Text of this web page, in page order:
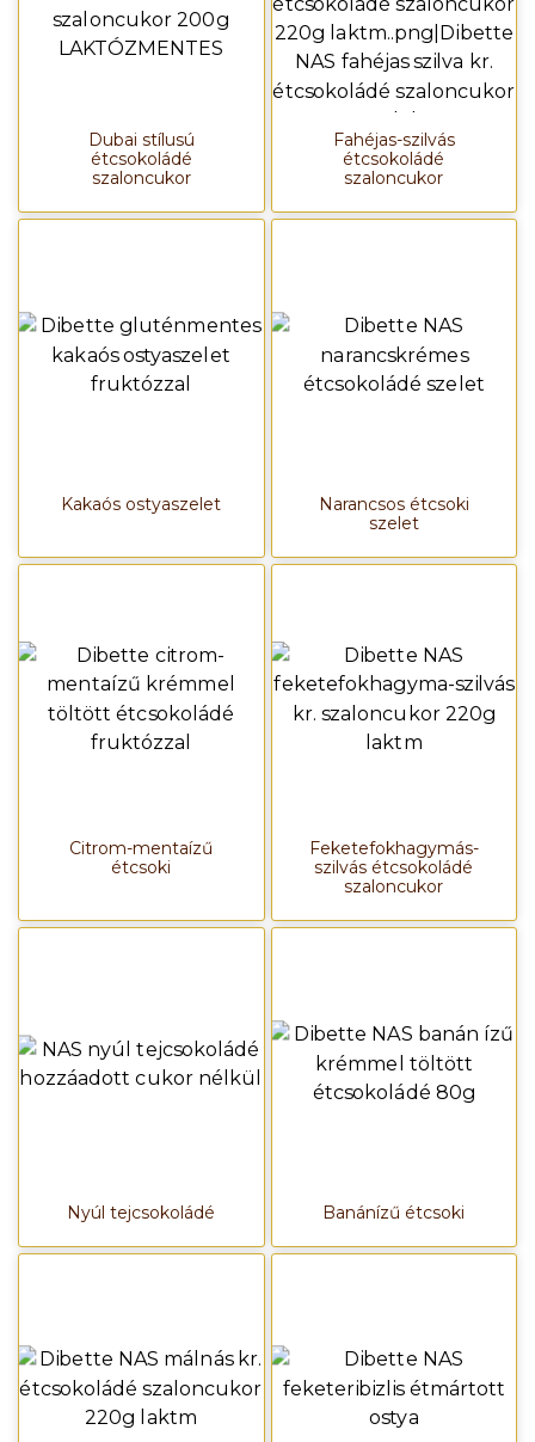
Dubai stílusú
étcsokoládé
szaloncukor
Fahéjas-szilvás
étcsokoládé
szaloncukor
Kakaós ostyaszelet
Narancsos étcsoki
szelet
Citrom-mentaízű
étcsoki
Feketefokhagymás-
szilvás étcsokoládé
szaloncukor
Nyúl tejcsokoládé Banánízű étcsoki